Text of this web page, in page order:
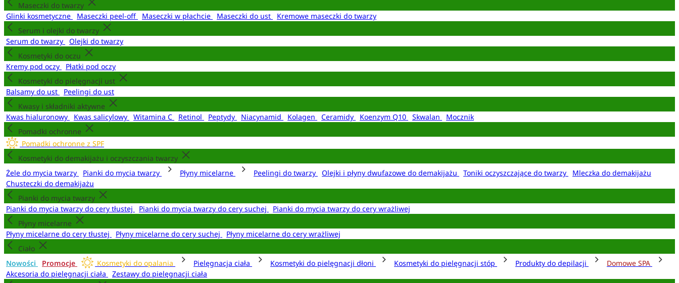
Maseczki do twarzy
Glinki kosmetyczne
Maseczki peel-off Maseczki w płachcie Maseczki do ust
Kremowe maseczki do twarzy
Serum i olejki do twarzy
Serum do twarzy
Olejki do twarzy
Kosmetyki do oczu
Kremy pod oczy
Płatki pod oczy
Kosmetyki do pielęgnacji ust
Balsamy do ust
Peelingi do ust
Kwasy i składniki aktywne
Kwas hialuronowy
Kwas salicylowy Witamina C Retinol Peptydy Niacynamid Kolagen Ceramidy Koenzym Q10 Skwalan
Mocznik
Pomadki ochronne
Pomadki ochronne z SPF
Kosmetyki do demakijażu i oczyszczania twarzy
Żele do mycia twarzy
Pianki do mycia twarzy Płyny micelarne Peelingi do twarzy Olejki i płyny dwufazowe do demakijażu Toniki oczyszczające do twarzy
Mleczka do demakijażu
Chusteczki do demakijażu
Pianki do mycia twarzy
Pianki do mycia twarzy do cery tłustej
Pianki do mycia twarzy do cery suchej
Pianki do mycia twarzy do cery wrażliwej
Płyny micelarne
Płyny micelarne do cery tłustej
Płyny micelarne do cery suchej
Płyny micelarne do cery wrażliwej
Ciało
Nowości
Promocje Kosmetyki do opalania Pielęgnacja ciała Kosmetyki do pielęgnacji dłoni Kosmetyki do pielęgnacji stóp Produkty do depilacji
Domowe SPA
Akcesoria do pielęgnacji ciała
Zestawy do pielęgnacji ciała